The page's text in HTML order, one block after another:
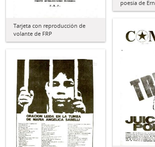
poesía de
Tarjeta con reproducción de
volante de FRP